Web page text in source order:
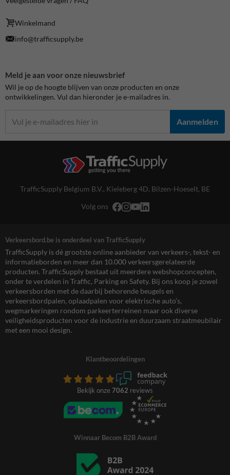
Winkelmand
info@trafficsupply.be
Meld je aan voor onze nieuwsbrief
Wil je op de hoogte blijven van onze producten en onze
ontwikkelingen. Vul dan hieronder je e-mailadres in.
Aanmelden
TrafficSupply Belgium B.V., Kieleberg 4D, Bilzen-Hoeselt, BE
Volg ons
Verkeersbord.be is onderdeel van TrafficSupply
TrafficSupply is dé grootste online aanbieder van verkeers-, tekst- en
informatieborden en meer dan 10.000 verkeersgerelateerde
producten. TrafficSupply bestaat uit meerdere webshopconcepten,
onder te verdelen in Traffic, Parking en Safety. Bij ons koop je zowel
verkeersborden met de daarbij behorende beugels en
verkeersbordpalen, oplaadpalen voor elektrische auto’s,
wegmarkeringen rondom parkeerterreinen maar ook diverse
veiligheidsproducten voor de industrie en duurzaam straatmeubilair
met een mooi design.
Klantbeoordelingen
Bekijk onze 7062 reviews
Winnaar Becom B2B Award